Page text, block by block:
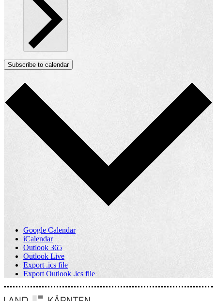
Subscribe to calendar
Google Calendar
iCalendar
Outlook 365
Outlook Live
Export .ics file
Export Outlook .ics file